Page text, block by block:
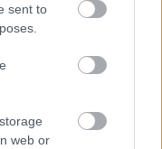
sent to
web or
2.000.000)
con opción de
RB Leipzig. Silva
al ataque
última temporada